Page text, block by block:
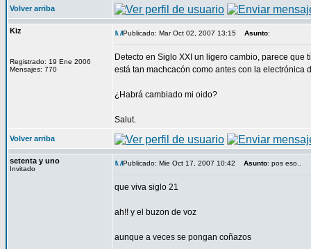
Volver arriba
Kiz
Registrado: 19 Ene 2006
Mensajes: 770
Publicado: Mar Oct 02, 2007 13:15 Asunto:
Detecto en Siglo XXI un ligero cambio, parece
está tan machcacón como antes con la electrónica
¿Habrá cambiado mi oido?
Salut.
Volver arriba
setenta y uno
Invitado
Publicado: Mie Oct 17, 2007 10:42 Asunto: pos eso..
que viva siglo 21
ah!! y el buzon de voz
aunque a veces se pongan coñazos